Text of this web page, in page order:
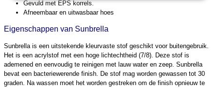
Gevuld met EPS korrels.
Afneembaar en uitwasbaar hoes
Eigenschappen van Sunbrella
Sunbrella is een uitstekende kleurvaste stof geschikt voor buitengebruik.
Het is een acrylstof met een hoge lichtechtheid (7/8). Deze stof is
ademened en eenvoudig te reinigen met lauw water en zeep. Sunbrella
bevat een bacteriewerende finish. De stof mag worden gewassen tot 30
graden. Na wassen moet het worden gestreken om de finish opnieuw te